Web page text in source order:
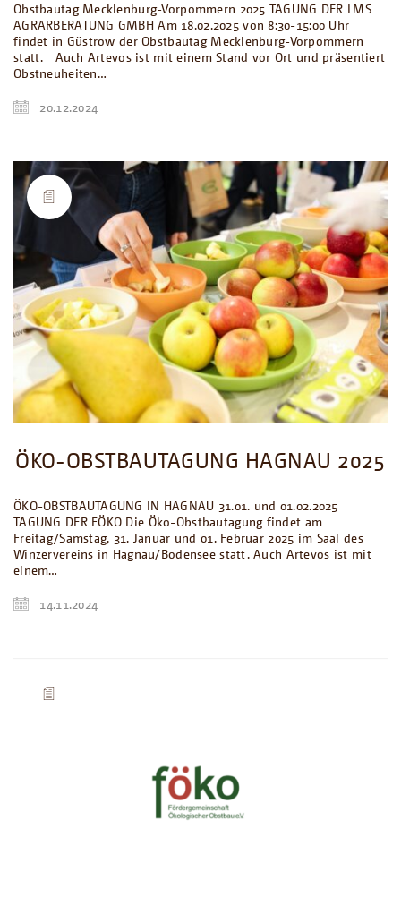
Obstbautag Mecklenburg-Vorpommern 2025 TAGUNG DER LMS
AGRARBERATUNG GMBH Am 18.02.2025 von 8:30-15:00 Uhr
findet in Güstrow der Obstbautag Mecklenburg-Vorpommern
statt. Auch Artevos ist mit einem Stand vor Ort und präsentiert
Obstneuheiten…
20.12.2024
ÖKO-OBSTBAUTAGUNG HAGNAU 2025
ÖKO-OBSTBAUTAGUNG IN HAGNAU 31.01. und 01.02.2025
TAGUNG DER FÖKO Die Öko-Obstbautagung findet am
Freitag/Samstag, 31. Januar und 01. Februar 2025 im Saal des
Winzervereins in Hagnau/Bodensee statt. Auch Artevos ist mit
einem…
14.11.2024